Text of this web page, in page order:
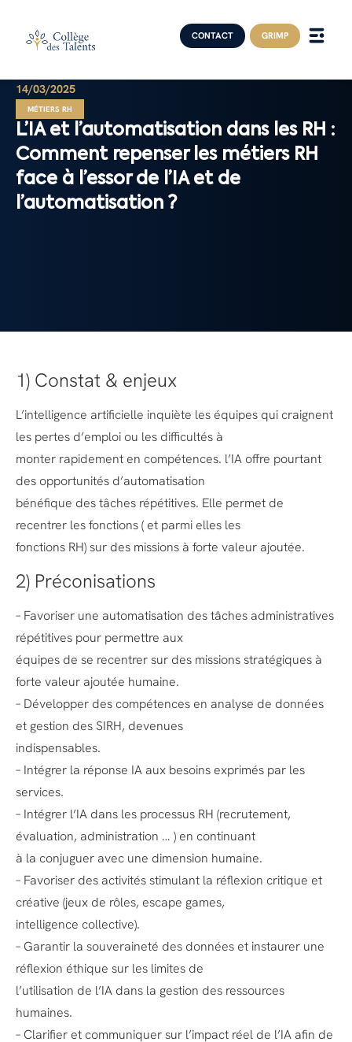
CONTACT GRIMP
14/03/2025
MÉTIERS RH
L’IA et l’automatisation dans les RH :
Comment repenser les métiers RH
face à l’essor de l’IA et de
l’automatisation ?
1) Constat & enjeux
L’intelligence artificielle inquiète les équipes qui craignent
les pertes d’emploi ou les difficultés à
monter rapidement en compétences. l’IA offre pourtant
des opportunités d’automatisation
bénéfique des tâches répétitives. Elle permet de
recentrer les fonctions ( et parmi elles les
fonctions RH) sur des missions à forte valeur ajoutée.
2) Préconisations
– Favoriser une automatisation des tâches administratives
répétitives pour permettre aux
équipes de se recentrer sur des missions stratégiques à
forte valeur ajoutée humaine.
– Développer des compétences en analyse de données
et gestion des SIRH, devenues
indispensables.
– Intégrer la réponse IA aux besoins exprimés par les
services.
– Intégrer l’IA dans les processus RH (recrutement,
évaluation, administration … ) en continuant
à la conjuguer avec une dimension humaine.
– Favoriser des activités stimulant la réflexion critique et
créative (jeux de rôles, escape games,
intelligence collective).
– Garantir la souveraineté des données et instaurer une
réflexion éthique sur les limites de
l’utilisation de l’IA dans la gestion des ressources
humaines.
– Clarifier et communiquer sur l’impact réel de l’IA afin de